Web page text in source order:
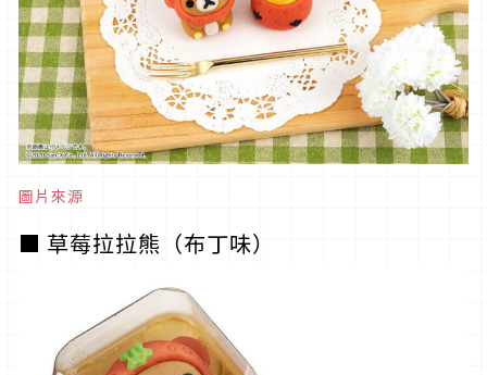
圖片來源
■ 草莓拉拉熊（布丁味）